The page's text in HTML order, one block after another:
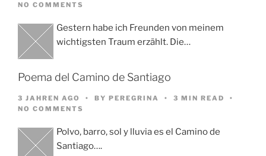
NO COMMENTS
Gestern habe ich Freunden von meinem
wichtigsten Traum erzählt. Die…
Poema del Camino de Santiago
3 JAHREN AGO BY PEREGRINA
3 MIN READ
NO COMMENTS
Polvo, barro, sol y lluvia es el Camino de
Santiago….